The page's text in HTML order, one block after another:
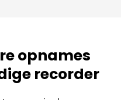
opnames
recorder